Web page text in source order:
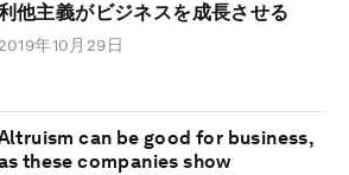
他主義がビジネスを成長させる
2019年10月29日
can be good for business,
these companies show